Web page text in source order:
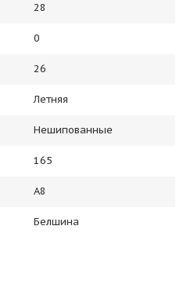
28
0
26
Летняя
Нешипованные
165
A8
Белшина